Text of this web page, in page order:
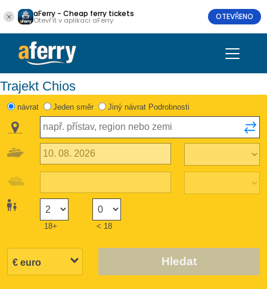
aFerry - Cheap ferry tickets
Otevřít v aplikaci aFerry OTEVŘENO
Trajekt Chios
návrat Jeden směr Jiný návrat Podrobnosti
18+ < 18
Hledat